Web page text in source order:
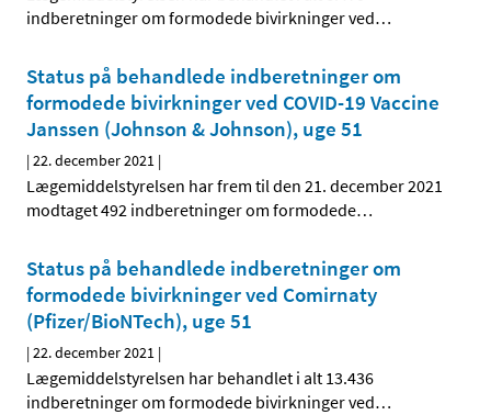
indberetninger om formodede bivirkninger ved…
Status på behandlede indberetninger om
formodede bivirkninger ved COVID-19 Vaccine
Janssen (Johnson & Johnson), uge 51
|22. december 2021 |
Lægemiddelstyrelsen har frem til den 21. december 2021
modtaget 492 indberetninger om formodede…
Status på behandlede indberetninger om
formodede bivirkninger ved Comirnaty
(Pfizer/BioNTech), uge 51
|22. december 2021 |
Lægemiddelstyrelsen har behandlet i alt 13.436
indberetninger om formodede bivirkninger ved…